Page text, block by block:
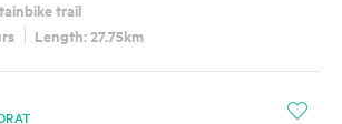
trail
Length: 27.75km
i